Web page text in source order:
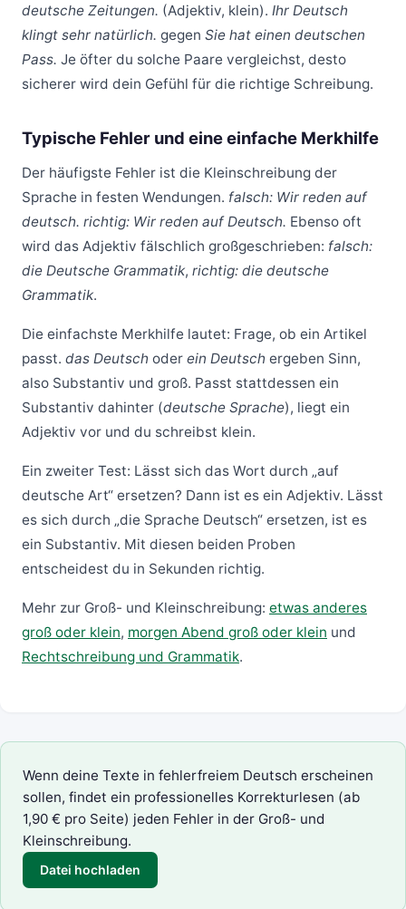
deutsche Zeitungen. (Adjektiv, klein). Ihr Deutsch
klingt sehr natürlich. gegen Sie hat einen deutschen
Pass. Je öfter du solche Paare vergleichst, desto
sicherer wird dein Gefühl für die richtige Schreibung.
Typische Fehler und eine einfache Merkhilfe
Der häufigste Fehler ist die Kleinschreibung der
Sprache in festen Wendungen. falsch: Wir reden auf
deutsch. richtig: Wir reden auf Deutsch. Ebenso oft
wird das Adjektiv fälschlich großgeschrieben: falsch:
die Deutsche Grammatik, richtig: die deutsche
Grammatik.
Die einfachste Merkhilfe lautet: Frage, ob ein Artikel
passt. das Deutsch oder ein Deutsch ergeben Sinn,
also Substantiv und groß. Passt stattdessen ein
Substantiv dahinter (deutsche Sprache), liegt ein
Adjektiv vor und du schreibst klein.
Ein zweiter Test: Lässt sich das Wort durch „auf
deutsche Art“ ersetzen? Dann ist es ein Adjektiv. Lässt
es sich durch „die Sprache Deutsch“ ersetzen, ist es
ein Substantiv. Mit diesen beiden Proben
entscheidest du in Sekunden richtig.
Mehr zur Groß- und Kleinschreibung: etwas anderes
groß oder klein, morgen Abend groß oder klein und
Rechtschreibung und Grammatik.
Wenn deine Texte in fehlerfreiem Deutsch erscheinen
sollen, findet ein professionelles Korrekturlesen (ab
1,90 € pro Seite) jeden Fehler in der Groß- und
Kleinschreibung.
Datei hochladen